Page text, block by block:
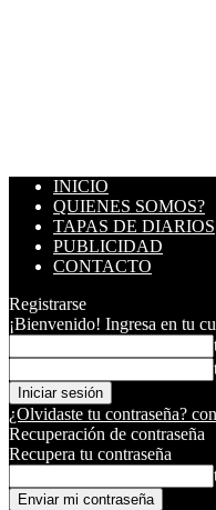
INICIO
QUIENES SOMOS?
TAPAS DE DIARIOS
PUBLICIDAD
CONTACTO
Registrarse
¡Bienvenido! Ingresa en tu
¿Olvidaste tu contraseña?
Recuperación de contraseña
Recupera tu contraseña